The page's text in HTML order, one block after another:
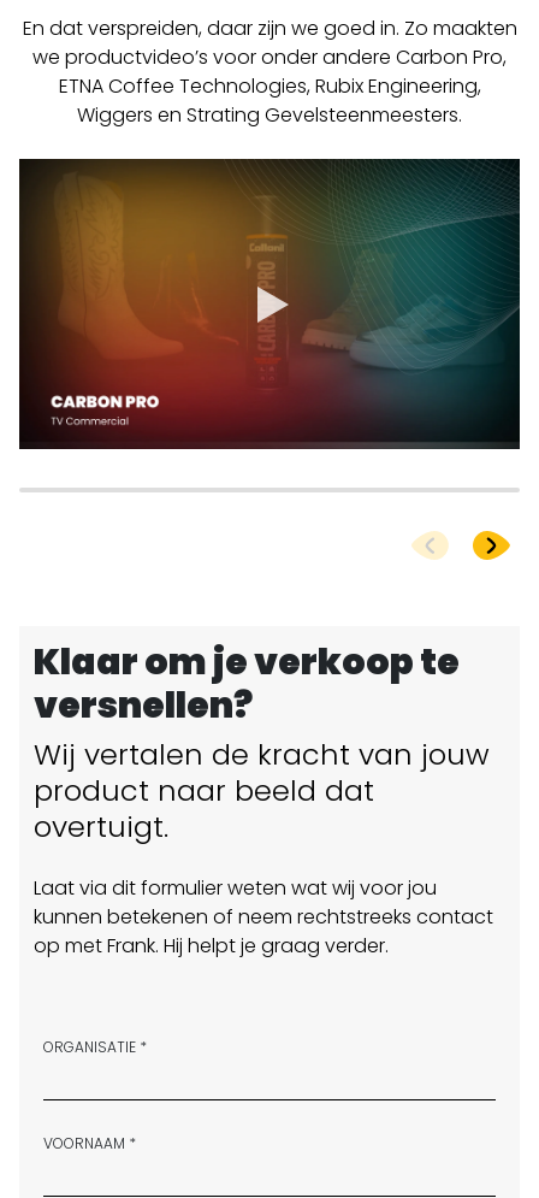
En dat verspreiden, daar zijn we goed in. Zo maakten
we productvideo’s voor onder andere Carbon Pro,
ETNA Coffee Technologies, Rubix Engineering,
Wiggers en Strating Gevelsteenmeesters.
Klaar om je verkoop te
versnellen?
Wij vertalen de kracht van jouw
product naar beeld dat
overtuigt.
Laat via dit formulier weten wat wij voor jou
kunnen betekenen of neem rechtstreeks contact
op met Frank. Hij helpt je graag verder.
ORGANISATIE *
VOORNAAM *